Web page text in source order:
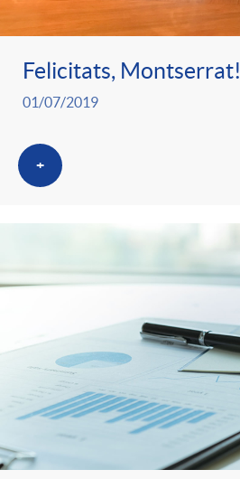
Felicitats, Montserrat!
01/07/2019
+